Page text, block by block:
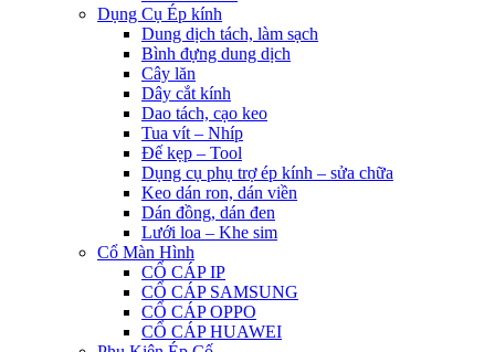
Dụng Cụ Ép kính
Dung dịch tách, làm sạch
Bình đựng dung dịch
Cây lăn
Dây cắt kính
Dao tách, cạo keo
Tua vít – Nhíp
Đế kẹp – Tool
Dụng cụ phụ trợ ép kính – sửa chữa
Keo dán ron, dán viền
Dán đồng, dán đen
Lưới loa – Khe sim
Cổ Màn Hình
CỔ CÁP IP
CỔ CÁP SAMSUNG
CỔ CÁP OPPO
CỔ CÁP HUAWEI